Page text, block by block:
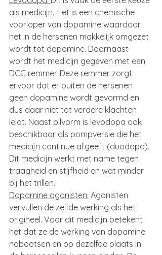
als medicijn. Het is een chemische
voorloper van dopamine waardoor
het in de hersenen makkelijk omgezet
wordt tot dopamine. Daarnaast
wordt het medicijn gegeven met een
DCC remmer. Deze remmer zorgt
ervoor dat er buiten de hersenen
geen dopamine wordt gevormd en
dus daar niet tot verdere klachten
leidt. Naast pilvorm is levodopa ook
beschikbaar als pompversie die het
medicijn continue afgeeft (duodopa).
Dit medicijn werkt met name tegen
traagheid en stijfheid en wat minder
bij het trillen.
Dopamine agonisten: Agonisten
vervullen de zelfde werking als het
origineel. Voor dit medicijn betekent
het dat ze de werking van dopamine
nabootsen en op dezelfde plaats in